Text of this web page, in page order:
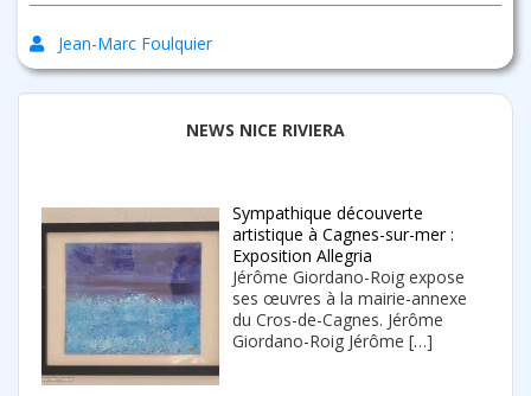
Jean-Marc Foulquier
NEWS NICE RIVIERA
Sympathique découverte
artistique à Cagnes-sur-mer :
Exposition Allegria
Jérôme Giordano-Roig expose
ses œuvres à la mairie-annexe
du Cros-de-Cagnes. Jérôme
Giordano-Roig Jérôme […]